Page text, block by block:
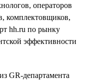
операторов
комплектовщиков,
hh.ru по рынку
эффективности
GR-департамента